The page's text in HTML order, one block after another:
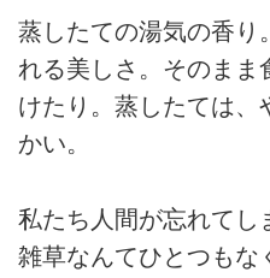
蒸したての湯気の香り
れる美しさ。そのまま
けたり。蒸したては、
かい。
私たち人間が忘れてし
雑草なんてひとつもな